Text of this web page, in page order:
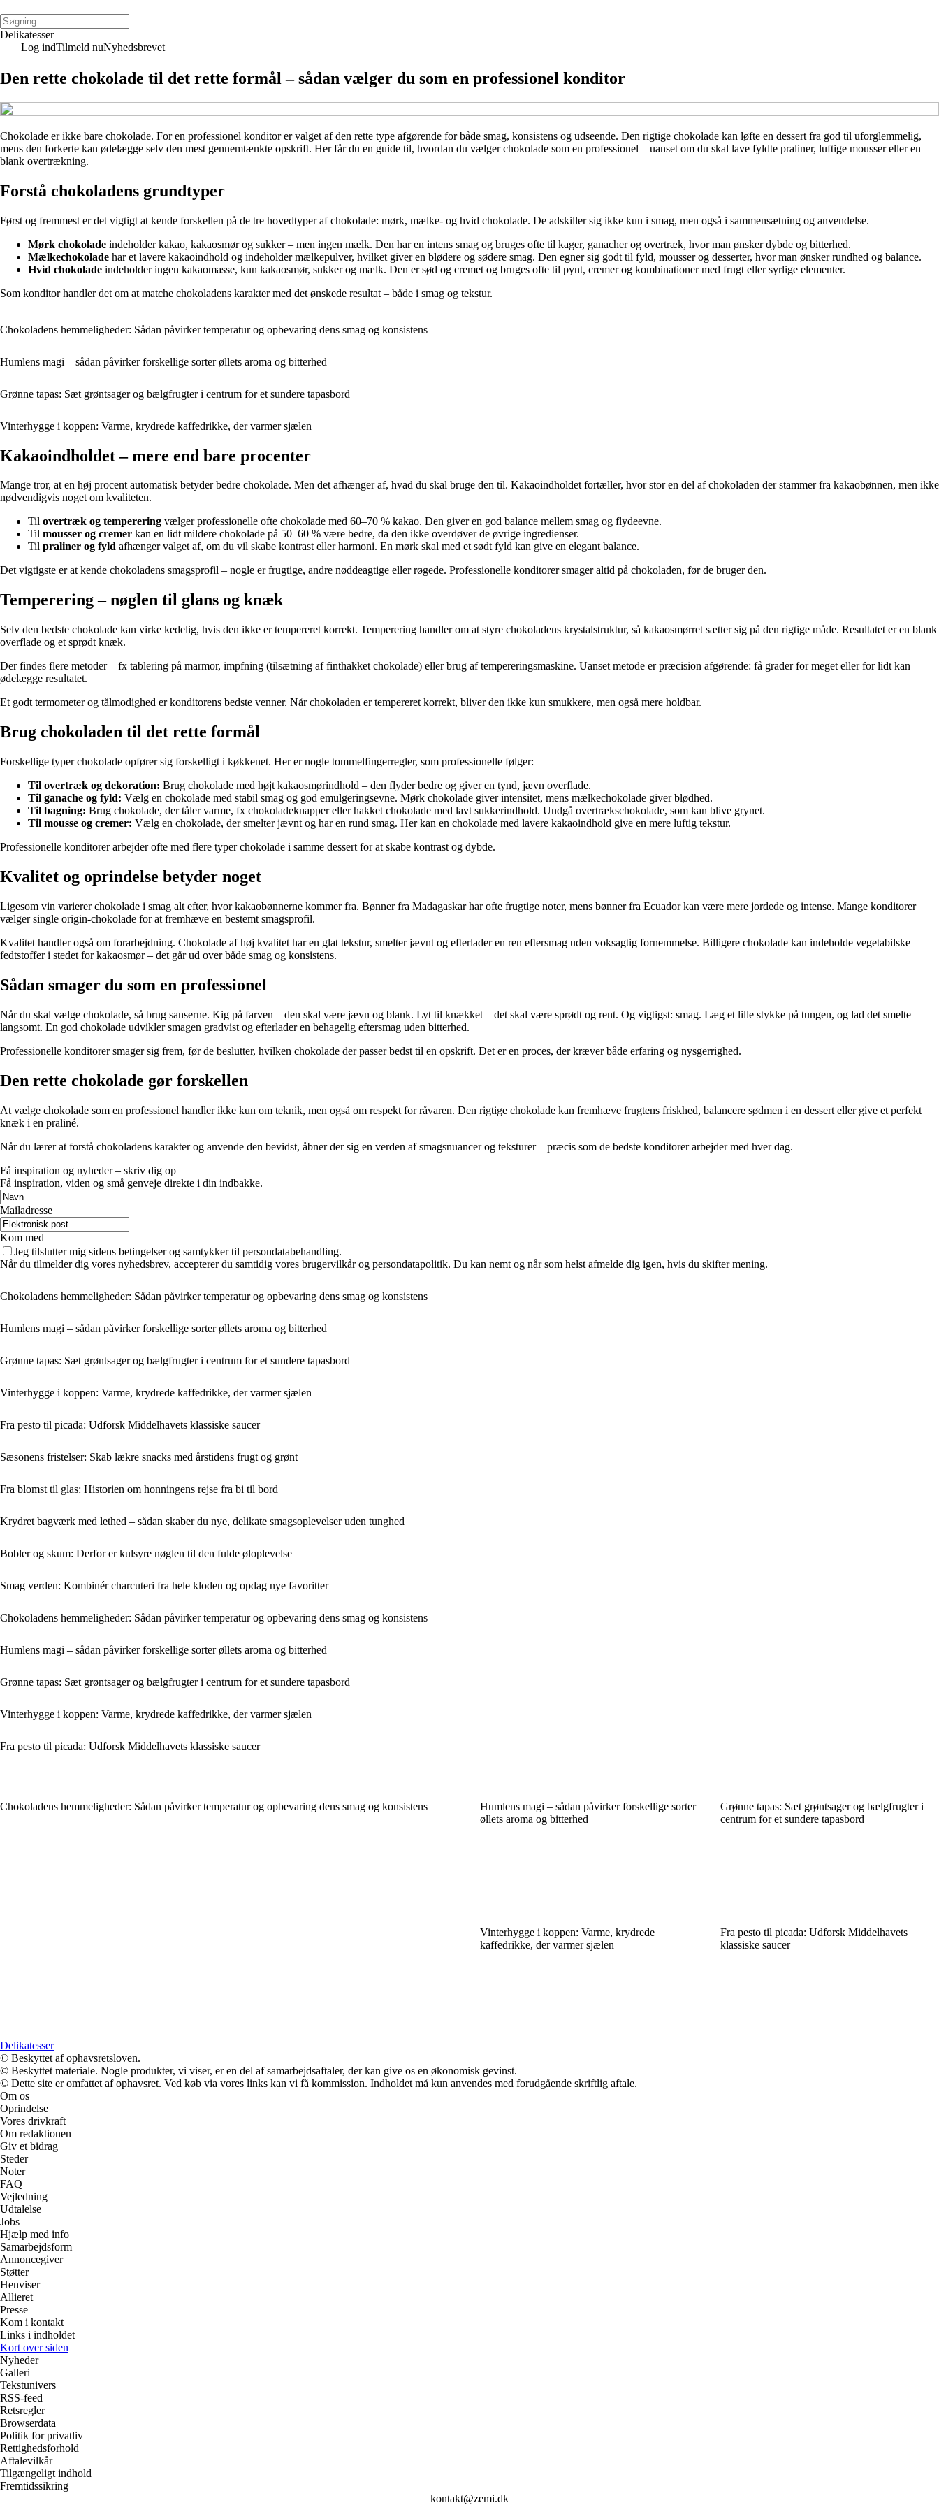
Delikatesser
Log indTilmeld nuNyhedsbrevet
Den rette chokolade til det rette formål – sådan vælger du som en professionel konditor
Chokolade er ikke bare chokolade. For en professionel konditor er valget af den rette type afgørende for både smag, konsistens og udseende. Den rigtige chokolade kan løfte en dessert fra god til uforglemmelig,
mens den forkerte kan ødelægge selv den mest gennemtænkte opskrift. Her får du en guide til, hvordan du vælger chokolade som en professionel – uanset om du skal lave fyldte praliner, luftige mousser eller en
blank overtrækning.
Forstå chokoladens grundtyper
Først og fremmest er det vigtigt at kende forskellen på de tre hovedtyper af chokolade: mørk, mælke- og hvid chokolade. De adskiller sig ikke kun i smag, men også i sammensætning og anvendelse.
Mørk chokolade indeholder kakao, kakaosmør og sukker – men ingen mælk. Den har en intens smag og bruges ofte til kager, ganacher og overtræk, hvor man ønsker dybde og bitterhed.
Mælkechokolade har et lavere kakaoindhold og indeholder mælkepulver, hvilket giver en blødere og sødere smag. Den egner sig godt til fyld, mousser og desserter, hvor man ønsker rundhed og balance.
Hvid chokolade indeholder ingen kakaomasse, kun kakaosmør, sukker og mælk. Den er sød og cremet og bruges ofte til pynt, cremer og kombinationer med frugt eller syrlige elementer.
Som konditor handler det om at matche chokoladens karakter med det ønskede resultat – både i smag og tekstur.
Chokoladens hemmeligheder: Sådan påvirker temperatur og opbevaring dens smag og konsistens
Humlens magi – sådan påvirker forskellige sorter øllets aroma og bitterhed
Grønne tapas: Sæt grøntsager og bælgfrugter i centrum for et sundere tapasbord
Vinterhygge i koppen: Varme, krydrede kaffedrikke, der varmer sjælen
Kakaoindholdet – mere end bare procenter
Mange tror, at en høj procent automatisk betyder bedre chokolade. Men det afhænger af, hvad du skal bruge den til. Kakaoindholdet fortæller, hvor stor en del af chokoladen der stammer fra kakaobønnen, men ikke
nødvendigvis noget om kvaliteten.
Til overtræk og temperering vælger professionelle ofte chokolade med 60–70 % kakao. Den giver en god balance mellem smag og flydeevne.
Til mousser og cremer kan en lidt mildere chokolade på 50–60 % være bedre, da den ikke overdøver de øvrige ingredienser.
Til praliner og fyld afhænger valget af, om du vil skabe kontrast eller harmoni. En mørk skal med et sødt fyld kan give en elegant balance.
Det vigtigste er at kende chokoladens smagsprofil – nogle er frugtige, andre nøddeagtige eller røgede. Professionelle konditorer smager altid på chokoladen, før de bruger den.
Temperering – nøglen til glans og knæk
Selv den bedste chokolade kan virke kedelig, hvis den ikke er tempereret korrekt. Temperering handler om at styre chokoladens krystalstruktur, så kakaosmørret sætter sig på den rigtige måde. Resultatet er en blank
overflade og et sprødt knæk.
Der findes flere metoder – fx tablering på marmor, impfning (tilsætning af finthakket chokolade) eller brug af tempereringsmaskine. Uanset metode er præcision afgørende: få grader for meget eller for lidt kan
ødelægge resultatet.
Et godt termometer og tålmodighed er konditorens bedste venner. Når chokoladen er tempereret korrekt, bliver den ikke kun smukkere, men også mere holdbar.
Brug chokoladen til det rette formål
Forskellige typer chokolade opfører sig forskelligt i køkkenet. Her er nogle tommelfingerregler, som professionelle følger:
Til overtræk og dekoration: Brug chokolade med højt kakaosmørindhold – den flyder bedre og giver en tynd, jævn overflade.
Til ganache og fyld: Vælg en chokolade med stabil smag og god emulgeringsevne. Mørk chokolade giver intensitet, mens mælkechokolade giver blødhed.
Til bagning: Brug chokolade, der tåler varme, fx chokoladeknapper eller hakket chokolade med lavt sukkerindhold. Undgå overtrækschokolade, som kan blive grynet.
Til mousse og cremer: Vælg en chokolade, der smelter jævnt og har en rund smag. Her kan en chokolade med lavere kakaoindhold give en mere luftig tekstur.
Professionelle konditorer arbejder ofte med flere typer chokolade i samme dessert for at skabe kontrast og dybde.
Kvalitet og oprindelse betyder noget
Ligesom vin varierer chokolade i smag alt efter, hvor kakaobønnerne kommer fra. Bønner fra Madagaskar har ofte frugtige noter, mens bønner fra Ecuador kan være mere jordede og intense. Mange konditorer
vælger single origin-chokolade for at fremhæve en bestemt smagsprofil.
Kvalitet handler også om forarbejdning. Chokolade af høj kvalitet har en glat tekstur, smelter jævnt og efterlader en ren eftersmag uden voksagtig fornemmelse. Billigere chokolade kan indeholde vegetabilske
fedtstoffer i stedet for kakaosmør – det går ud over både smag og konsistens.
Sådan smager du som en professionel
Når du skal vælge chokolade, så brug sanserne. Kig på farven – den skal være jævn og blank. Lyt til knækket – det skal være sprødt og rent. Og vigtigst: smag. Læg et lille stykke på tungen, og lad det smelte
langsomt. En god chokolade udvikler smagen gradvist og efterlader en behagelig eftersmag uden bitterhed.
Professionelle konditorer smager sig frem, før de beslutter, hvilken chokolade der passer bedst til en opskrift. Det er en proces, der kræver både erfaring og nysgerrighed.
Den rette chokolade gør forskellen
At vælge chokolade som en professionel handler ikke kun om teknik, men også om respekt for råvaren. Den rigtige chokolade kan fremhæve frugtens friskhed, balancere sødmen i en dessert eller give et perfekt
knæk i en praliné.
Når du lærer at forstå chokoladens karakter og anvende den bevidst, åbner der sig en verden af smagsnuancer og teksturer – præcis som de bedste konditorer arbejder med hver dag.
Få inspiration og nyheder – skriv dig op
Få inspiration, viden og små genveje direkte i din indbakke.
Mailadresse
Kom med
Jeg tilslutter mig sidens betingelser og samtykker til persondatabehandling.
Når du tilmelder dig vores nyhedsbrev, accepterer du samtidig vores brugervilkår og persondatapolitik. Du kan nemt og når som helst afmelde dig igen, hvis du skifter mening.
Chokoladens hemmeligheder: Sådan påvirker temperatur og opbevaring dens smag og konsistens
Humlens magi – sådan påvirker forskellige sorter øllets aroma og bitterhed
Grønne tapas: Sæt grøntsager og bælgfrugter i centrum for et sundere tapasbord
Vinterhygge i koppen: Varme, krydrede kaffedrikke, der varmer sjælen
Fra pesto til picada: Udforsk Middelhavets klassiske saucer
Sæsonens fristelser: Skab lækre snacks med årstidens frugt og grønt
Fra blomst til glas: Historien om honningens rejse fra bi til bord
Krydret bagværk med lethed – sådan skaber du nye, delikate smagsoplevelser uden tunghed
Bobler og skum: Derfor er kulsyre nøglen til den fulde øloplevelse
Smag verden: Kombinér charcuteri fra hele kloden og opdag nye favoritter
Chokoladens hemmeligheder: Sådan påvirker temperatur og opbevaring dens smag og konsistens
Humlens magi – sådan påvirker forskellige sorter øllets aroma og bitterhed
Grønne tapas: Sæt grøntsager og bælgfrugter i centrum for et sundere tapasbord
Vinterhygge i koppen: Varme, krydrede kaffedrikke, der varmer sjælen
Fra pesto til picada: Udforsk Middelhavets klassiske saucer
Chokoladens hemmeligheder: Sådan påvirker temperatur og opbevaring dens smag og konsistens
Humlens magi – sådan påvirker forskellige sorter
øllets aroma og bitterhed
Grønne tapas: Sæt grøntsager og bælgfrugter i
centrum for et sundere tapasbord
Vinterhygge i koppen: Varme, krydrede
kaffedrikke, der varmer sjælen
Fra pesto til picada: Udforsk Middelhavets
klassiske saucer
Delikatesser
© Beskyttet af ophavsretsloven.
© Beskyttet materiale. Nogle produkter, vi viser, er en del af samarbejdsaftaler, der kan give os en økonomisk gevinst.
© Dette site er omfattet af ophavsret. Ved køb via vores links kan vi få kommission. Indholdet må kun anvendes med forudgående skriftlig aftale.
Om os
Oprindelse
Vores drivkraft
Om redaktionen
Giv et bidrag
Steder
Noter
FAQ
Vejledning
Udtalelse
Jobs
Hjælp med info
Samarbejdsform
Annoncegiver
Støtter
Henviser
Allieret
Presse
Kom i kontakt
Links i indholdet
Kort over siden
Nyheder
Galleri
Tekstunivers
RSS-feed
Retsregler
Browserdata
Politik for privatliv
Rettighedsforhold
Aftalevilkår
Tilgængeligt indhold
Fremtidssikring
kontakt@zemi.dk